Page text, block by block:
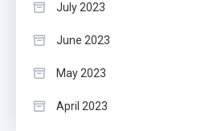
July 2023
June 2023
May 2023
April 2023